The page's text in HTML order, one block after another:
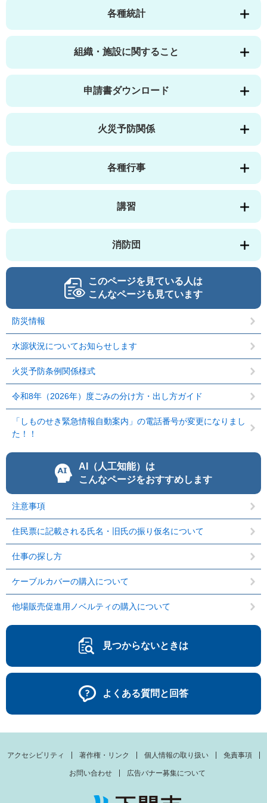
各種統計
組織・施設に関すること
申請書ダウンロード
火災予防関係
各種行事
講習
消防団
このページを見ている人は
こんなページも見ています
防災情報
水源状況についてお知らせします
火災予防条例関係様式
令和8年（2026年）度ごみの分け方・出し方ガイド
「しものせき緊急情報自動案内」の電話番号が変更になりまし
た！！
AI（人工知能）は
こんなページをおすすめします
注意事項
住民票に記載される氏名・旧氏の振り仮名について
仕事の探し方
ケーブルカバーの購入について
他場販売促進用ノベルティの購入について
見つからないときは
よくある質問と回答
アクセシビリティ 著作権・リンク 個人情報の取り扱い 免責事項
お問い合わせ 広告バナー募集について